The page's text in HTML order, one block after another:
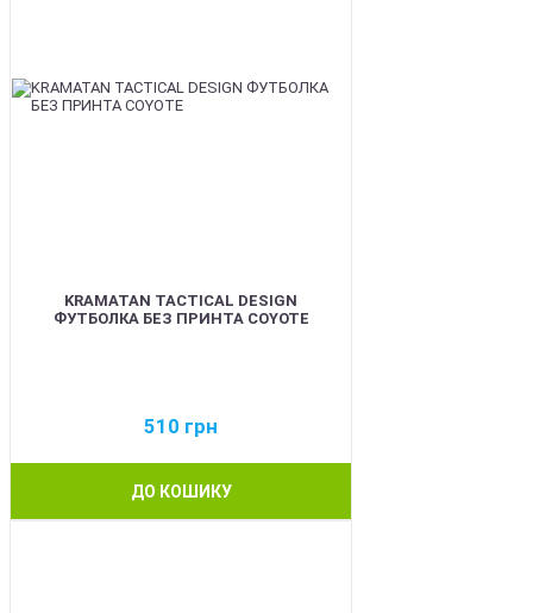
KRAMATAN TACTICAL DESIGN
ФУТБОЛКА БЕЗ ПРИНТА COYOTE
510 грн
ДО КОШИКУ